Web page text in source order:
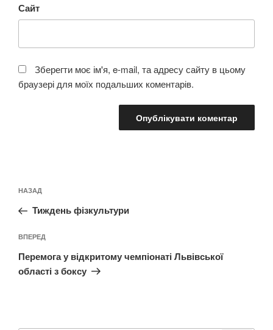
Сайт
Зберегти моє ім'я, e-mail, та адресу сайту в цьому
браузері для моїх подальших коментарів.
записів
Попередній
запис:
НАЗАД
Тиждень фізкультури
Наступний
запис
ВПЕРЕД
Перемога у відкритому чемпіонаті Львівської
області з боксу